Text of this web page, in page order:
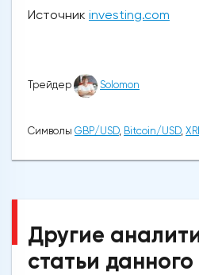
Источник investing.com
Трейдер Solomon
Символы GBP/USD, Bitcoin/USD,
Другие
статьи